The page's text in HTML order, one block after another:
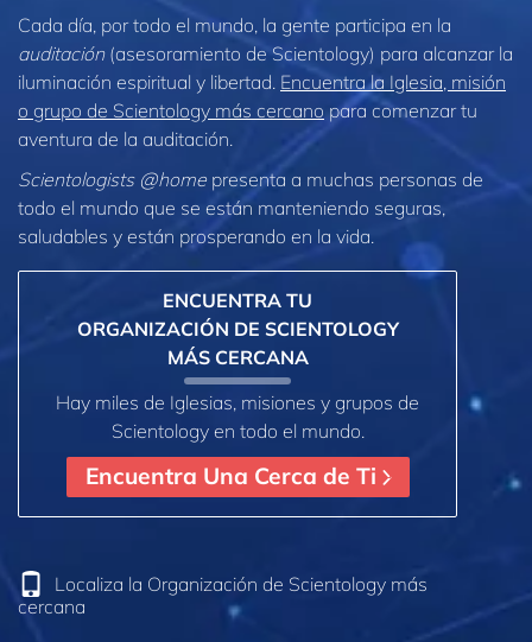
Cada día, por todo el mundo, la gente participa en la
auditación(asesoramiento de Scientology) para alcanzar la
iluminación espiritual y libertad. Encuentra la Iglesia, misión
o grupo de Scientology más cercano para comenzar tu
aventura de la auditación.
Scientologists @home presenta a muchas personas de
todo el mundo que se están manteniendo seguras,
saludables y están prosperando en la vida.
ENCUENTRA TU
ORGANIZACIÓN DE SCIENTOLOGY
MÁS CERCANA
Hay miles de Iglesias, misiones y grupos de
Scientology en todo el mundo.
Encuentra Una Cerca de Ti
Localiza la Organización de Scientology más
cercana